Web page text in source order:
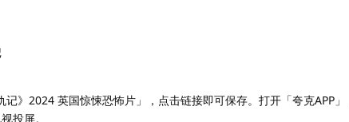
》2024 英国惊悚恐怖片」，点击链接即可保存。打开「夸克APP
投屏。